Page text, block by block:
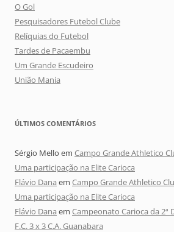
O Gol
Pesquisadores Futebol Clube
Relíquias do Futebol
Tardes de Pacaembu
Um Grande Escudeiro
União Mania
ÚLTIMOS COMENTÁRIOS
Sérgio Mello em Campo Grande Athletico
Uma participação na Elite Carioca
Flávio Dana em Campo Grande Athletico
Uma participação na Elite Carioca
Flávio Dana em Campeonato Carioca da 2ª
F.C. 3 x 3 C.A. Guanabara